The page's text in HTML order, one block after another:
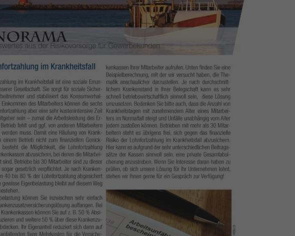
Wir verwenden Cookies und andere Technologien auf unserer Website. Einige von ihnen
andere uns helfen, diese Website und Ihre Erfahrung zu verbessern.
Personenbezogene
werden (z. B. IP-Adressen), z. B. für personalisierte Anzeigen und Inhalte oder Anzeigen-
Weitere Informationen über die Verwendung Ihrer Daten finden Sie in unserer
Hier finden Sie eine Übersicht über alle verwendeten Cookies. Sie können Ihre Einwilligung
geben oder sich weitere Informationen anzeigen lassen und so nur bestimmte Cookies
Alle akzeptieren Speichern
Datenschutzeinstellungen
Essenziell (1)
Essenzielle Cookies ermöglichen grundlegende Funktionen und sind für die einwandfreie Funktion der
Cookie-Informationen anzeigen
Externe Medien (2)
Inhalte von Videoplattformen und Social-Media-Plattformen werden standardmäßig blockiert. Wenn
akzeptiert werden, bedarf der Zugriff auf diese Inhalte keiner manuellen Einwilligung mehr.
Cookie-Informationen anzeigen
powered by Borlabs Cookie